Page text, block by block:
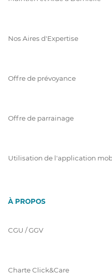
Nos Aires d'Expertise
Offre de prévoyance
Offre de parrainage
Utilisation de l'application
À PROPOS
CGU / GGV
Charte Click&Care